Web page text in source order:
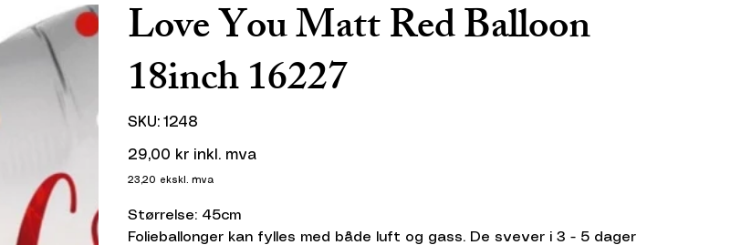
Love You Matt Red Balloon
18inch 16227
SKU: SKU
1248
1248
Pris
29,00 kr inkl. mva
23,20 ekskl. mva
Størrelse: 45cm
Folieballonger kan fylles med både luft og gass. De svever i 3 - 5 dager